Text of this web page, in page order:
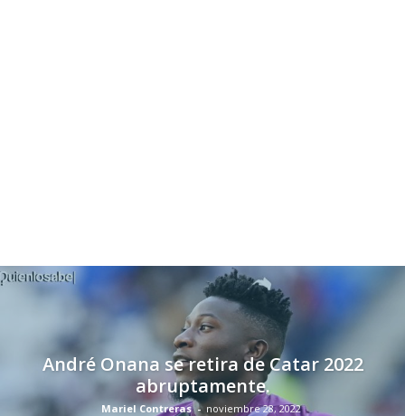
André Onana se retira de Catar 2022
abruptamente.
Mariel Contreras - noviembre 28, 2022